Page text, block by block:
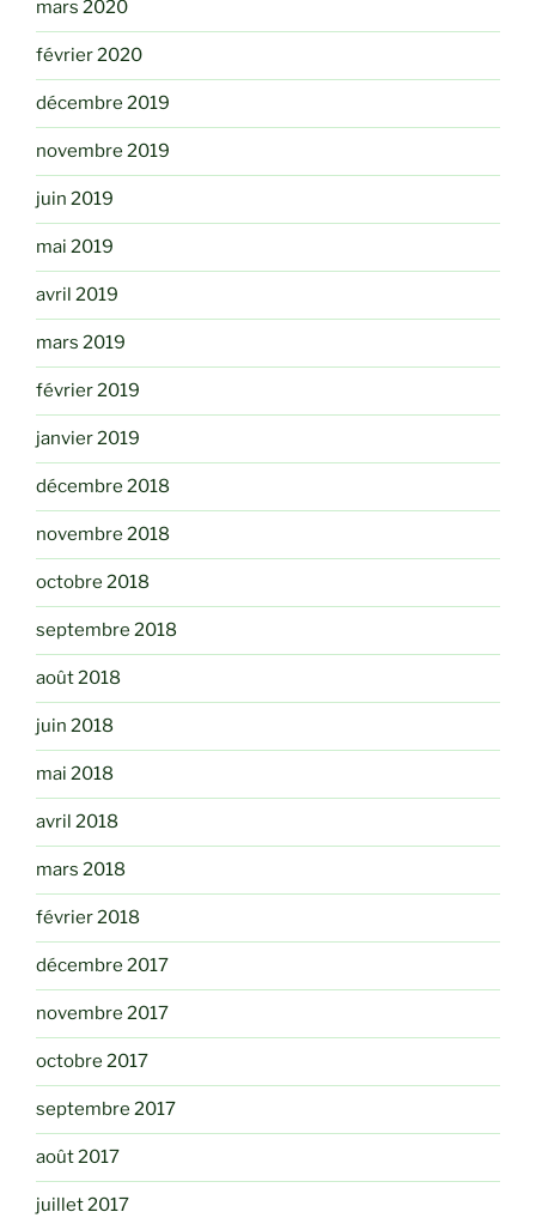
mars 2020
février 2020
décembre 2019
novembre 2019
juin 2019
mai 2019
avril 2019
mars 2019
février 2019
janvier 2019
décembre 2018
novembre 2018
octobre 2018
septembre 2018
août 2018
juin 2018
mai 2018
avril 2018
mars 2018
février 2018
décembre 2017
novembre 2017
octobre 2017
septembre 2017
août 2017
juillet 2017